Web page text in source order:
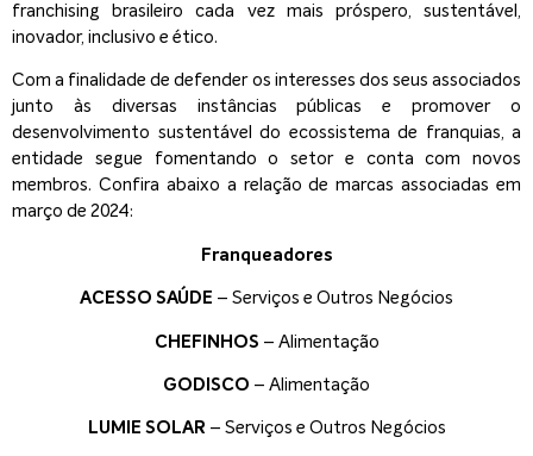
franchising brasileiro cada vez mais próspero, sustentável,
inovador, inclusivo e ético.
Com a finalidade de defender os interesses dos seus associados
junto às diversas instâncias públicas e promover o
desenvolvimento sustentável do ecossistema de franquias, a
entidade segue fomentando o setor e conta com novos
membros. Confira abaixo a relação de marcas associadas em
março de 2024:
Franqueadores
ACESSO SAÚDE – Serviços e Outros Negócios
CHEFINHOS – Alimentação
GODISCO – Alimentação
LUMIE SOLAR – Serviços e Outros Negócios